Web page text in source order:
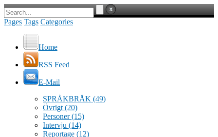
Pages Tags Categories
Home
RSS Feed
E-Mail
SPRÅKBRÅK (49)
Övrigt (20)
Personer(15)
Intervju (14)
Reportage (12)